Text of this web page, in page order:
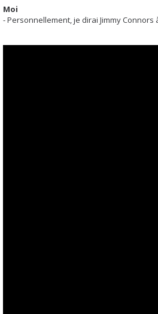
Moi
- Personnellement, je dirai Jimmy Connors